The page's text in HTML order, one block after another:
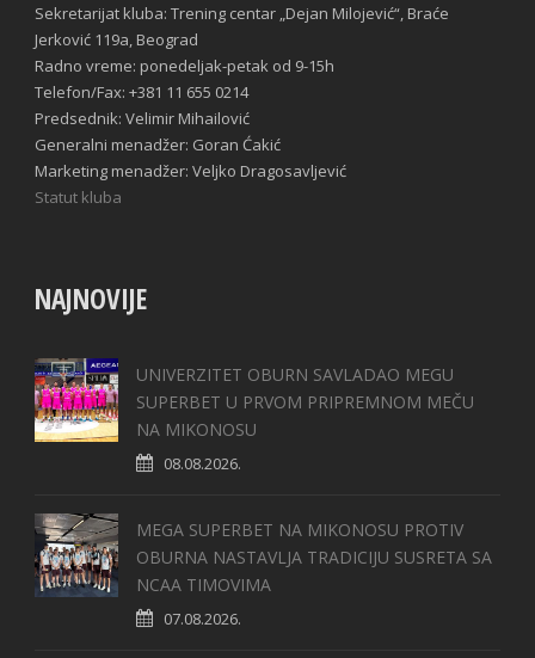
Sekretarijat kluba: Trening centar „Dejan Milojević“, Braće
Jerković 119a, Beograd
Radno vreme: ponedeljak-petak od 9-15h
Telefon/Fax: +381 11 655 0214
Predsednik: Velimir Mihailović
Generalni menadžer: Goran Ćakić
Marketing menadžer: Veljko Dragosavljević
Statut kluba
NAJNOVIJE
UNIVERZITET OBURN SAVLADAO MEGU
SUPERBET U PRVOM PRIPREMNOM MEČU
NA MIKONOSU
08.08.2026.
MEGA SUPERBET NA MIKONOSU PROTIV
OBURNA NASTAVLJA TRADICIJU SUSRETA SA
NCAA TIMOVIMA
07.08.2026.